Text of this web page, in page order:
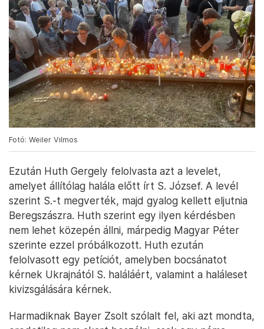
Fotó: Weiler Vilmos
Ezután Huth Gergely felolvasta azt a levelet,
amelyet állítólag halála előtt írt S. József. A levél
szerint S.-t megverték, majd gyalog kellett eljutnia
Beregszászra. Huth szerint egy ilyen kérdésben
nem lehet közepén állni, márpedig Magyar Péter
szerinte ezzel próbálkozott. Huth ezután
felolvasott egy petíciót, amelyben bocsánatot
kérnek Ukrajnától S. haláláért, valamint a haláleset
kivizsgálására kérnek.
Harmadiknak Bayer Zsolt szólalt fel, aki azt mondta,